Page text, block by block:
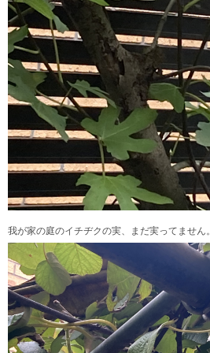
我が家の庭のイチヂクの実、まだ実ってません